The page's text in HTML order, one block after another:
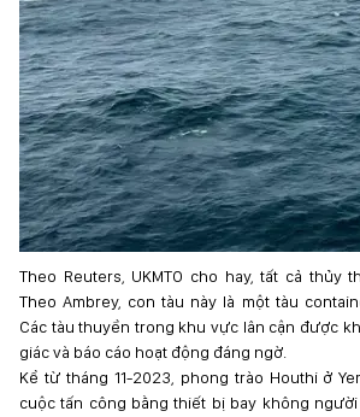
Theo Reuters, UKMTO cho hay, tất cả thủy
Theo Ambrey, con tàu này là một tàu
Các tàu thuyền trong khu vực lân cận được
giác và báo cáo hoạt động đáng ngờ.
Kể từ tháng 11-2023, phong trào Houthi ở
cuộc tấn công bằng thiết bị bay không